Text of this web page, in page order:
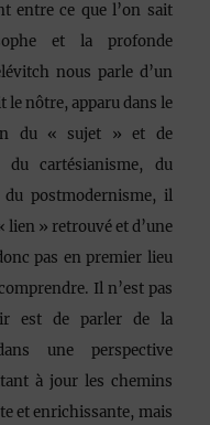
entre ce que l’on sait
et la profonde
nous parle d’un
le nôtre, apparu dans le
du « sujet » et de
cartésianisme, du
postmodernisme, il
lien » retrouvé et d’une
pas en premier lieu
Il n’est pas
est de parler de la
une perspective
à jour les chemins
et enrichissante, mais